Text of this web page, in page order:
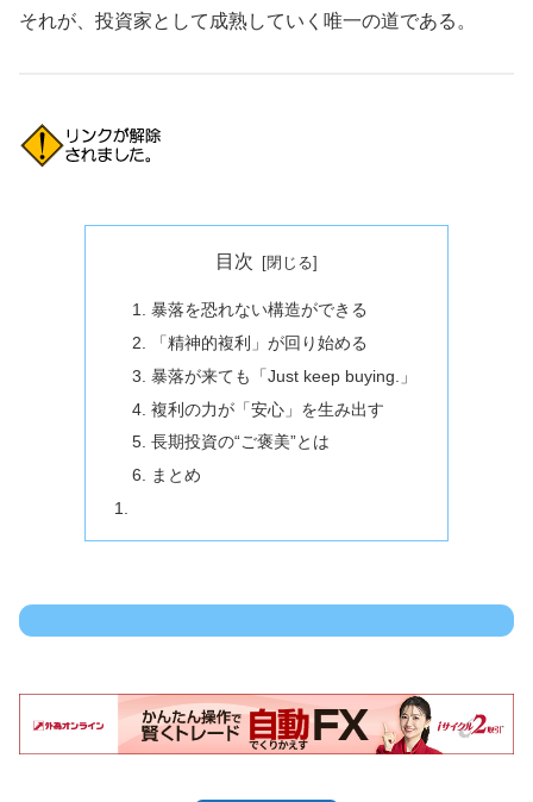
それが、投資家として成熟していく唯一の道である。
目次
暴落を恐れない構造ができる
「精神的複利」が回り始める
暴落が来ても「Just keep buying.」
複利の力が「安心」を生み出す
長期投資の“ご褒美”とは
まとめ